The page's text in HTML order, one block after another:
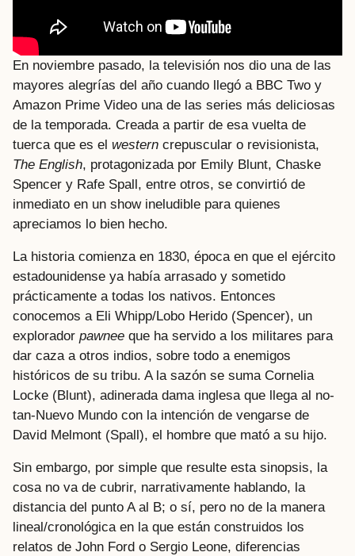
En noviembre pasado, la televisión nos dio una de las
mayores alegrías del año cuando llegó a BBC Two y
Amazon Prime Video una de las series más deliciosas
de la temporada. Creada a partir de esa vuelta de
tuerca que es el western crepuscular o revisionista,
The English, protagonizada por Emily Blunt, Chaske
Spencer y Rafe Spall, entre otros, se convirtió de
inmediato en un show ineludible para quienes
apreciamos lo bien hecho.
La historia comienza en 1830, época en que el ejército
estadounidense ya había arrasado y sometido
prácticamente a todas los nativos. Entonces
conocemos a Eli Whipp/Lobo Herido (Spencer), un
explorador pawnee que ha servido a los militares para
dar caza a otros indios, sobre todo a enemigos
históricos de su tribu. A la sazón se suma Cornelia
Locke (Blunt), adinerada dama inglesa que llega al no-
tan-Nuevo Mundo con la intención de vengarse de
David Melmont (Spall), el hombre que mató a su hijo.
Sin embargo, por simple que resulte esta sinopsis, la
cosa no va de cubrir, narrativamente hablando, la
distancia del punto A al B; o sí, pero no de la manera
lineal/cronológica en la que están construidos los
relatos de John Ford o Sergio Leone, diferencias